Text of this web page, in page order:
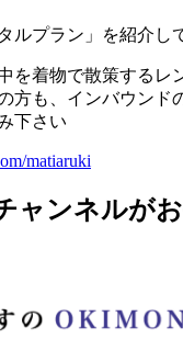
ルプラン」を紹介し
を着物で散策するレ
方も、インバウンド
下さい
matiaruki
ャンネルが